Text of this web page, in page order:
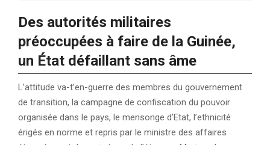
Des autorités militaires
préoccupées à faire de la Guinée,
un État défaillant sans âme
L’attitude va-t’en-guerre des membres du gouvernement
de transition, la campagne de confiscation du pouvoir
organisée dans le pays, le mensonge d’Etat, l’ethnicité
érigés en norme et repris par le ministre des affaires